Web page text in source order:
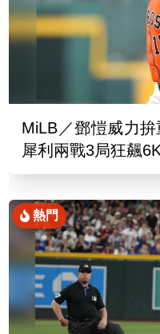
MiLB／鄧愷威力
犀利兩戰3局狂飆
熱門